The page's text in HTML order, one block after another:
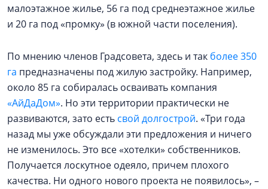
малоэтажное жилье, 56 га под среднеэтажное жилье
и 20 га под «промку» (в южной части поселения).
По мнению членов Градсовета, здесь и так более 350
га предназначены под жилую застройку. Например,
около 85 га собиралась осваивать компания
«АйДаДом». Но эти территории практически не
развиваются, зато есть свой долгострой. «Три года
назад мы уже обсуждали эти предложения и ничего
не изменилось. Это все «хотелки» собственников.
Получается лоскутное одеяло, причем плохого
качества. Ни одного нового проекта не появилось», –